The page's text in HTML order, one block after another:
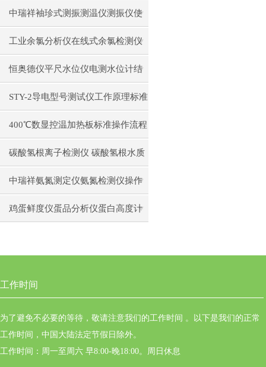
作使用
中瑞祥袖珍式测振测温仪测振仪使
用注意事项工作原理
工业余氯分析仪在线式余氯检测仪
日常维护注意事项安装与接线步骤
恒奥德仪平尺水位仪电测水位计结
构原理操作使用
STY-2导电型号测试仪工作原理标准
操作流程
400℃数显控温加热板标准操作流程
碳酸氢根离子检测仪 碳酸氢根水质
测定仪操作使用
中瑞祥氨氮测定仪氨氮检测仪操作
前准备使用注意事项
鸡蛋鲜度仪蛋品分析仪蛋白高度计
工作时间
为了避免不必要的等待，敬请注意我们的工作时间 。以下是我们的正常
工作时间，中国大陆法定节假日除外。
工作时间：周一至周六 早8:00-晚18:00。周日休息